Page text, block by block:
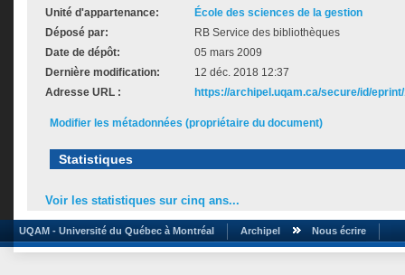
Unité d'appartenance:
École des sciences de la gestion
Déposé par:
RB Service des bibliothèques
Date de dépôt:
05 mars 2009
Dernière modification:
12 déc. 2018 12:37
Adresse URL :
https://archipel.uqam.ca/secure/id/
Modifier les métadonnées (propriétaire du document)
Statistiques
Voir les statistiques sur cinq ans...
UQAM - Université du Québec à Montréal Archipel Nous écrire